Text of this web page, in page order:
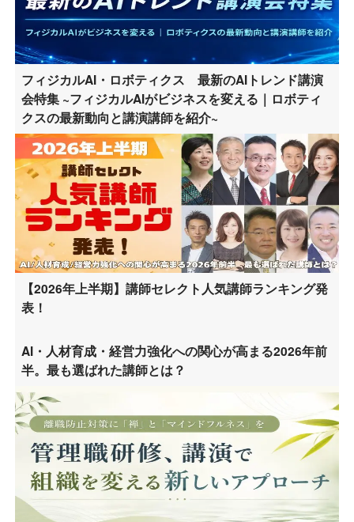
フィジカルAI・ロボティクス 最新のAIトレンド講演
会特集 ~フィジカルAIがビジネスを変える｜ロボティ
クスの最新動向と講演講師を紹介~
【2026年上半期】講師セレクト人気講師ランキング発
表！
AI・人材育成・経営力強化への関心が高まる2026年前
半。最も選ばれた講師とは？